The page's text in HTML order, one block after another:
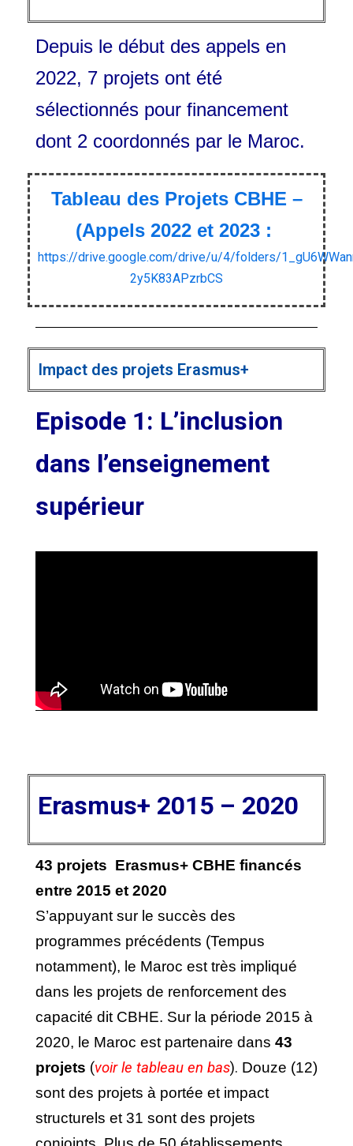
Depuis le début des appels en
2022, 7 projets ont été
sélectionnés pour financement
dont 2 coordonnés par le Maroc.
Tableau des Projets CBHE –
(Appels 2022 et 2023 :
https://drive.google.com/drive/u/4/folders/
2y5K83APzrbCS
Impact des projets Erasmus+
Episode 1: L’inclusion
dans l’enseignement
supérieur
Erasmus+ 2015 – 2020
43 projets Erasmus+ CBHE financés
entre 2015 et 2020
S’appuyant sur le succès des
programmes précédents (Tempus
notamment), le Maroc est très impliqué
dans les projets de renforcement des
capacité dit CBHE. Sur la période 2015 à
2020, le Maroc est partenaire dans 43
projets (voir le tableau en bas). Douze (12)
sont des projets à portée et impact
structurels et 31 sont des projets